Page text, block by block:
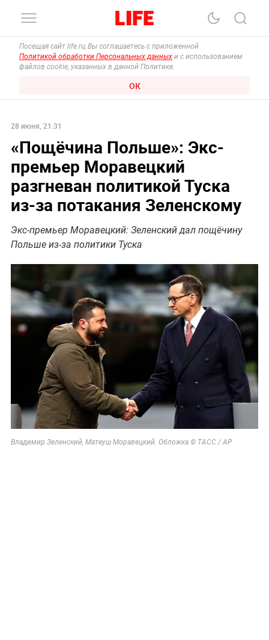
Посещая сайт life.ru, Вы соглашаетесь с приложенной
Политикой обработки Персональных данных и с использованием
файлов cookie, указанных в данной Политике.
ОК
28 июня, 21:31
«Пощёчина Польше»: Экс-
премьер Моравецкий
разгневан политикой Туска
из-за потакания Зеленскому
Экс-премьер Моравецкий: Зеленский дал пощёчину
Польше из-за политики Туска
Владимир Зеленский, Матеуш Моравецкий. Обложка © ТАСС / AP